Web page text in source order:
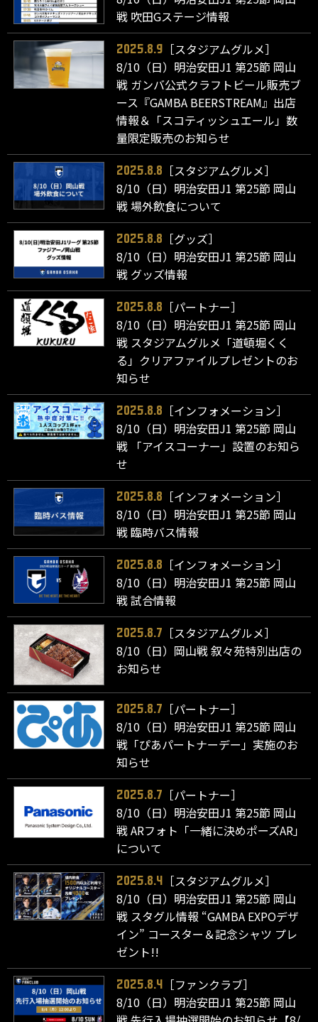
戦 吹田Gステージ情報
2025.8.9
［スタジアムグルメ］
8/10（日）明治安田J1 第25節 岡山
戦 ガンバ公式クラフトビール販売ブ
ース『GAMBA BEERSTREAM』出店
情報＆「スコティッシュエール」数
量限定販売のお知らせ
2025.8.8
［スタジアムグルメ］
8/10（日）明治安田J1 第25節 岡山
戦 場外飲食について
2025.8.8
［グッズ］
8/10（日）明治安田J1 第25節 岡山
戦 グッズ情報
2025.8.8
［パートナー］
8/10（日）明治安田J1 第25節 岡山
戦 スタジアムグルメ「道頓堀くく
る」クリアファイルプレゼントのお
知らせ
2025.8.8
［インフォメーション］
8/10（日）明治安田J1 第25節 岡山
戦 「アイスコーナー」設置のお知ら
せ
2025.8.8
［インフォメーション］
8/10（日）明治安田J1 第25節 岡山
戦 臨時バス情報
2025.8.8
［インフォメーション］
8/10（日）明治安田J1 第25節 岡山
戦 試合情報
2025.8.7
［スタジアムグルメ］
8/10（日）岡山戦 叙々苑特別出店の
お知らせ
2025.8.7
［パートナー］
8/10（日）明治安田J1 第25節 岡山
戦「ぴあパートナーデー」実施のお
知らせ
2025.8.7
［パートナー］
8/10（日）明治安田J1 第25節 岡山
戦 ARフォト「一緒に決めポーズAR」
について
2025.8.4
［スタジアムグルメ］
8/10（日）明治安田J1 第25節 岡山
戦 スタグル情報 “GAMBA EXPOデザ
イン” コースター＆記念シャツ プレ
ゼント!!
2025.8.4
［ファンクラブ］
8/10（日）明治安田J1 第25節 岡山